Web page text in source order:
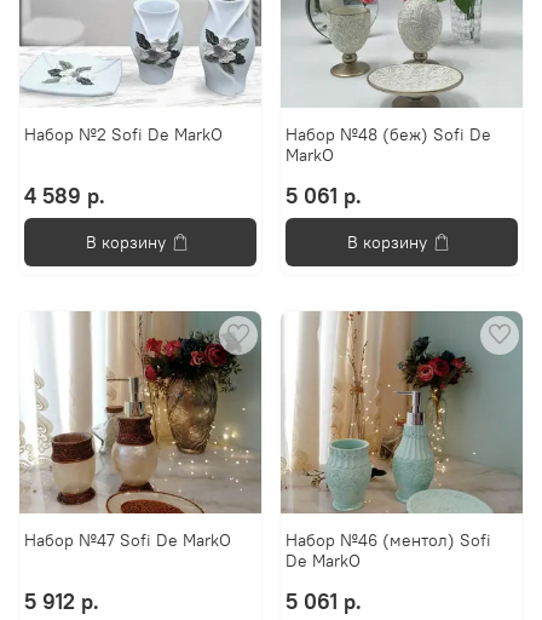
Набор №2 Sofi De MarkO
4 589 р.
В корзину
Набор №48 (беж) Sofi De
MarkO
5 061 р.
В корзину
Набор №47 Sofi De MarkO
5 912 р.
Набор №46 (ментол) Sofi
De MarkO
5 061 р.